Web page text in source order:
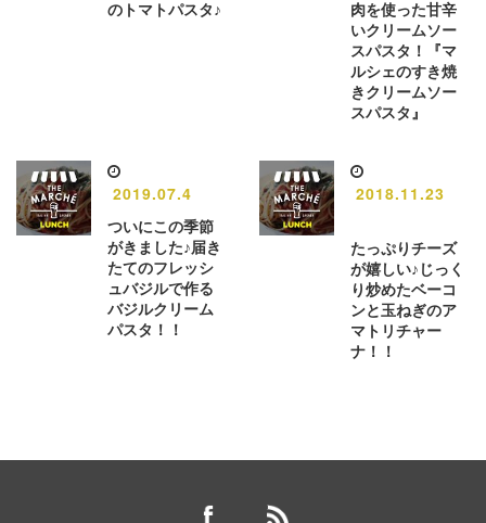
のトマトパスタ♪
肉を使った甘辛
いクリームソー
スパスタ！『マ
ルシェのすき焼
きクリームソー
スパスタ』
2019.07.4
ついにこの季節
がきました♪届き
たてのフレッシ
ュバジルで作る
バジルクリーム
パスタ！！
2018.11.23
たっぷりチーズ
が嬉しい♪じっく
り炒めたベーコ
ンと玉ねぎのア
マトリチャー
ナ！！